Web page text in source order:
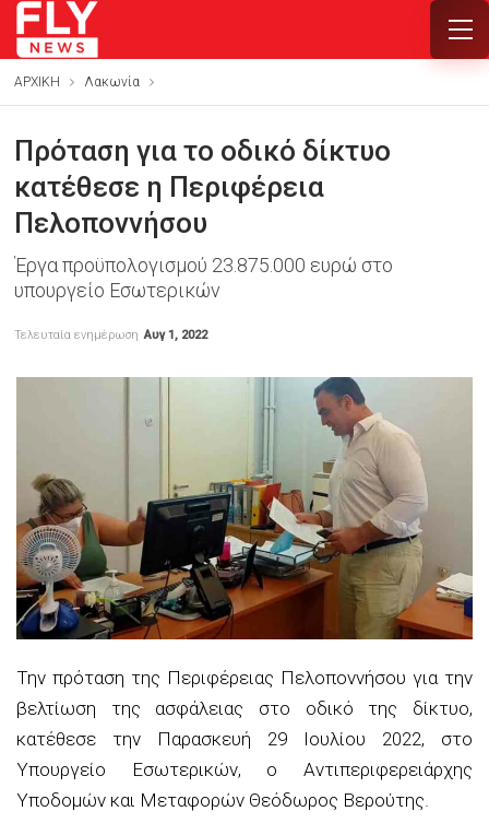
ΑΡΧΙΚΗ Λακωνία
Πρόταση για το οδικό δίκτυο
κατέθεσε η Περιφέρεια
Πελοποννήσου
Έργα προϋπολογισμού 23.875.000 ευρώ στο
υπουργείο Εσωτερικών
Τελευταία ενημέρωση Αυγ 1, 2022
Την πρόταση της Περιφέρειας Πελοποννήσου για την
βελτίωση της ασφάλειας στο οδικό της δίκτυο,
κατέθεσε την Παρασκευή 29 Ιουλίου 2022, στο
Υπουργείο Εσωτερικών, ο Αντιπεριφερειάρχης
Υποδομών και Μεταφορών Θεόδωρος Βερούτης.